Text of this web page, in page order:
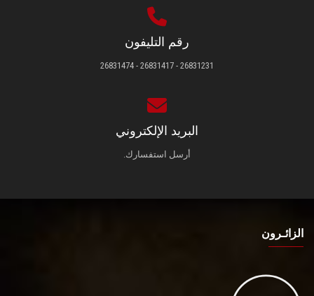
رقم التليفون
26831231 - 26831417 - 26831474
البريد الإلكتروني
أرسل استفسارك.
الزائـرون